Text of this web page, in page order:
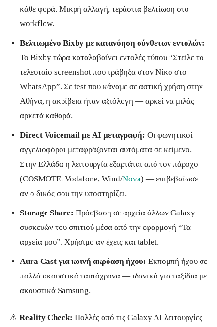
κάθε φορά. Μικρή αλλαγή, τεράστια βελτίωση στο
workflow.
Βελτιωμένο Bixby με κατανόηση σύνθετων εντολών:
Το Bixby τώρα καταλαβαίνει εντολές τύπου “Στείλε το
τελευταίο screenshot που τράβηξα στον Νίκο στο
WhatsApp”. Σε test που κάναμε σε αστική χρήση στην
Αθήνα, η ακρίβεια ήταν αξιόλογη — αρκεί να μιλάς
αρκετά καθαρά.
Direct Voicemail με AI μεταγραφή: Οι φωνητικοί
αγγελιοφόροι μεταφράζονται αυτόματα σε κείμενο.
Στην Ελλάδα η λειτουργία εξαρτάται από τον πάροχο
(COSMOTE, Vodafone, Wind/Nova) — επιβεβαίωσε
αν ο δικός σου την υποστηρίζει.
Storage Share: Πρόσβαση σε αρχεία άλλων Galaxy
συσκευών του σπιτιού μέσα από την εφαρμογή “Τα
αρχεία μου”. Χρήσιμο αν έχεις και tablet.
Aura Cast για κοινή ακρόαση ήχου: Εκπομπή ήχου σε
πολλά ακουστικά ταυτόχρονα — ιδανικό για ταξίδια με
ακουστικά Samsung.
⚠️ Reality Check: Πολλές από τις Galaxy AI λειτουργίες